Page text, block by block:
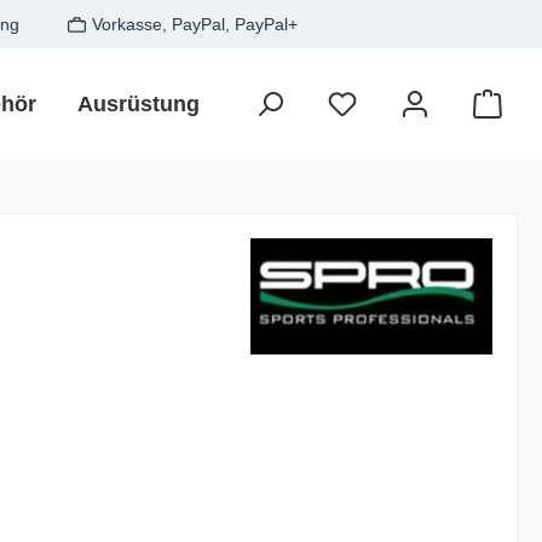
Vorkasse, PayPal, PayPal+
Ausrüstung Zielfisch SALE